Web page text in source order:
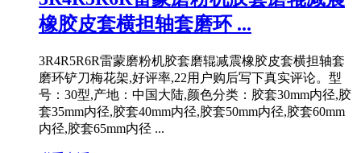
橡胶皮套横担轴套磨环 ...
3R4R5R6R雷蒙磨粉机胶套磨辊减震橡胶皮套横担轴套
磨环铲刀梅花架,好评率,22用户购后写下真实评论。型
号：30型,产地：中国大陆,颜色分类：胶套30mm内径,胶
套35mm内径,胶套40mm内径,胶套50mm内径,胶套60mm
内径,胶套65mm内径 ...